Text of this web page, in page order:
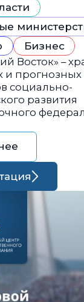
Бизнес
Восток» –
и
социально-
развития